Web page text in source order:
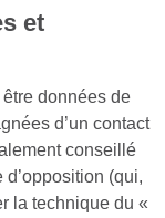
et
données de
d’un contact
conseillé
d’opposition (qui,
la technique du «